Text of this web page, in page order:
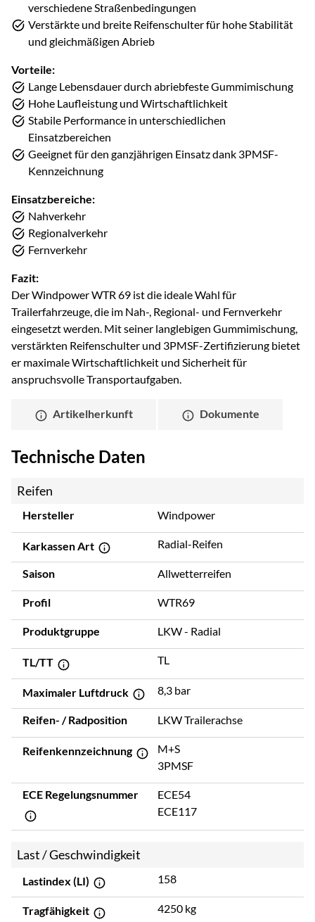
verschiedene Straßenbedingungen
Verstärkte und breite Reifenschulter für hohe Stabilität
und gleichmäßigen Abrieb
Vorteile:
Lange Lebensdauer durch abriebfeste Gummimischung
Hohe Laufleistung und Wirtschaftlichkeit
Stabile Performance in unterschiedlichen
Einsatzbereichen
Geeignet für den ganzjährigen Einsatz dank 3PMSF-
Kennzeichnung
Einsatzbereiche:
Nahverkehr
Regionalverkehr
Fernverkehr
Fazit:
Der Windpower WTR 69 ist die ideale Wahl für
Trailerfahrzeuge, die im Nah-, Regional- und Fernverkehr
eingesetzt werden. Mit seiner langlebigen Gummimischung,
verstärkten Reifenschulter und 3PMSF-Zertifizierung bietet
er maximale Wirtschaftlichkeit und Sicherheit für
anspruchsvolle Transportaufgaben.
Artikelherkunft Dokumente
Technische Daten
Reifen
Hersteller Windpower
Karkassen Art Radial-Reifen
Saison Allwetterreifen
Profil WTR69
Produktgruppe LKW - Radial
TL/TT TL
Maximaler Luftdruck 8,3 bar
Reifen- / Radposition LKW Trailerachse
Reifenkennzeichnung
M+S
3PMSF
ECE Regelungsnummer
ECE54
ECE117
Last / Geschwindigkeit
Lastindex (LI) 158
Tragfähigkeit 4250 kg